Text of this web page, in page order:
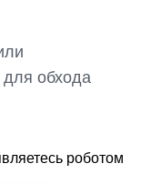
обхода
роботом